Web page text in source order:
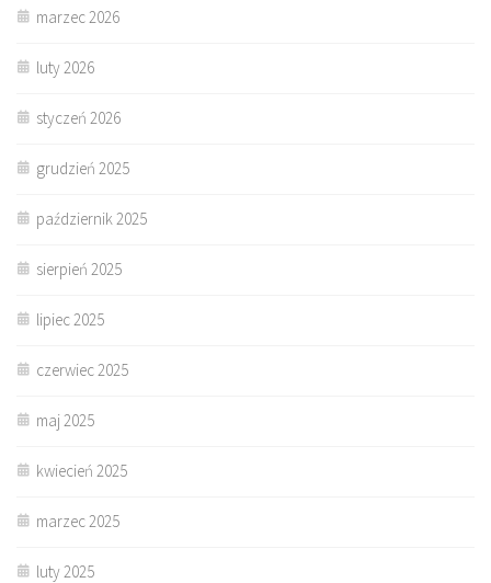
marzec 2026
luty 2026
styczeń 2026
grudzień 2025
październik 2025
sierpień 2025
lipiec 2025
czerwiec 2025
maj 2025
kwiecień 2025
marzec 2025
luty 2025